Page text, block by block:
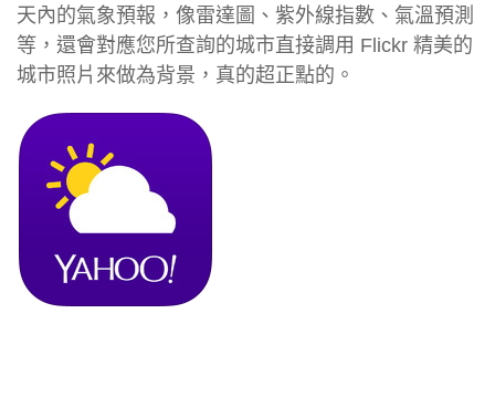
天內的氣象預報，像雷達圖、紫外線指數、氣溫預測
等，還會對應您所查詢的城市直接調用 Flickr 精美的
城市照片來做為背景，真的超正點的。